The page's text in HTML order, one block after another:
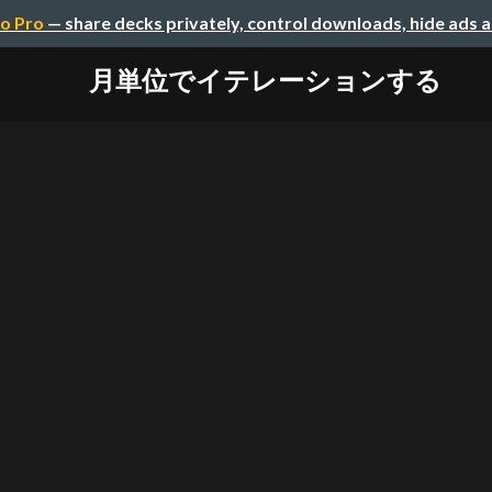
Pro — share decks privately, control downloads, hide ads
月単位でイテレーションする